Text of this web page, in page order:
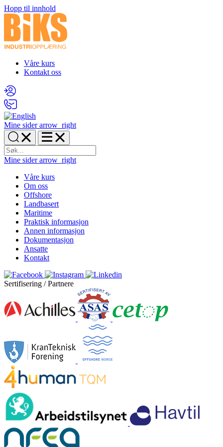
Hopp til innhold
Våre kurs
Kontakt oss
Mine sider arrow_right
Mine sider arrow_right
Våre kurs
Om oss
Offshore
Landbasert
Maritime
Praktisk informasjon
Annen informasjon
Dokumentasjon
Ansatte
Kontakt
Sertifisering / Partnere